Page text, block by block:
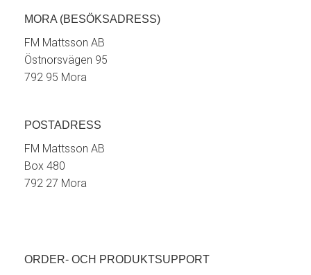
MORA (BESÖKSADRESS)
FM Mattsson AB
Östnorsvägen 95
792 95 Mora
POSTADRESS
FM Mattsson AB
Box 480
792 27 Mora
ORDER- OCH PRODUKTSUPPORT